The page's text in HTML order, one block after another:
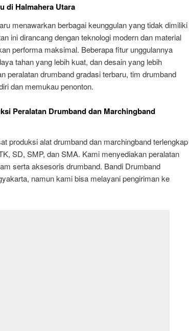
di Halmahera Utara
menawarkan berbagai keunggulan yang tidak dimiliki
ini dirancang dengan teknologi modern dan material
performa maksimal. Beberapa fitur unggulannya
tahan yang lebih kuat, dan desain yang lebih
peralatan drumband gradasi terbaru, tim drumband
dan memukau penonton.
Peralatan Drumband dan Marchingband
produksi alat drumband dan marchingband terlengkap
SD, SMP, dan SMA. Kami menyediakan peralatan
serta aksesoris drumband. Bandi Drumband
namun kami bisa melayani pengiriman ke